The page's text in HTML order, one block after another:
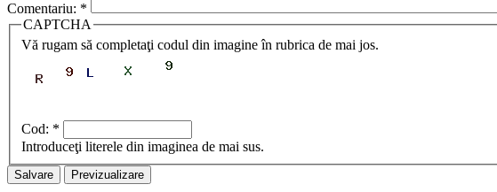
Comentariu: *
CAPTCHA
Vă rugam să completaţi codul din imagine în rubrica de mai jos.
Cod: *
Introduceţi literele din imaginea de mai sus.